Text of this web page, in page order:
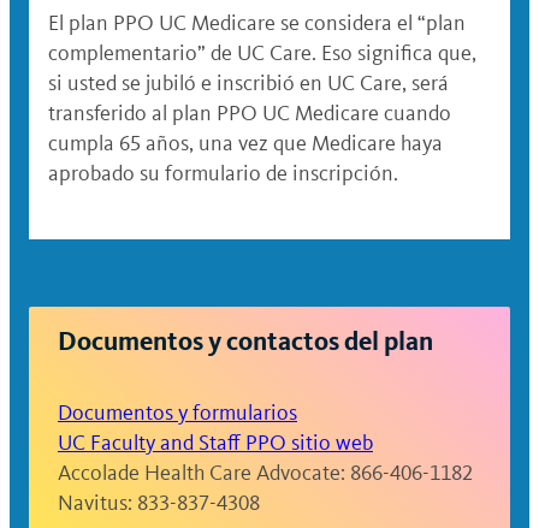
cumplir con el deducible, usted paga
el 30% del costo del servicio.
Cobertura individual: $500 de
deducible; $7,600 de
desembolso máximo
Cobertura para una familia de
Proveedor no preferido o fuera de la
red: Después de cumplir con el
costo del servicio.
Cobertura individual: $750 de
deducible; $9,600 de
desembolso máximo
$140,000
$284.54 $508.41
$140,001–
$210,000
$344.68 $615.86
$210,001 o
$401.43
El plan PPO UC Medicare se considera el “plan
complementario” de UC Care. Eso significa que,
si usted se jubiló e inscribió en UC Care, será
transferido al plan PPO UC Medicare cuando
cumpla 65 años, una vez que Medicare haya
aprobado su formulario de inscripción.
Documentos y contactos del plan
Documentos y formularios
UC Faculty and Staff PPO sitio web
Accolade Health Care Advocate: 866-406-1182
Navitus: 833-837-4308